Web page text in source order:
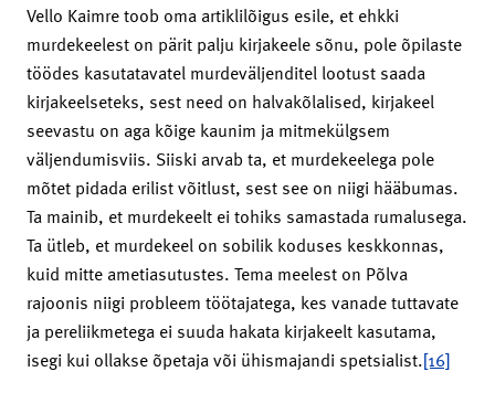
Vello Kaimre toob oma artiklilõigus esile, et ehkki
murdekeelest on pärit palju kirjakeele sõnu, pole õpilaste
töödes kasutatavatel murdeväljenditel lootust saada
kirjakeelseteks, sest need on halvakõlalised, kirjakeel
seevastu on aga kõige kaunim ja mitmekülgsem
väljendumisviis. Siiski arvab ta, et murdekeelega pole
mõtet pidada erilist võitlust, sest see on niigi hääbumas.
Ta mainib, et murdekeelt ei tohiks samastada rumalusega.
Ta ütleb, et murdekeel on sobilik koduses keskkonnas,
kuid mitte ametiasutustes. Tema meelest on Põlva
rajoonis niigi probleem töötajatega, kes vanade tuttavate
ja pereliikmetega ei suuda hakata kirjakeelt kasutama,
isegi kui ollakse õpetaja või ühismajandi spetsialist.[16]